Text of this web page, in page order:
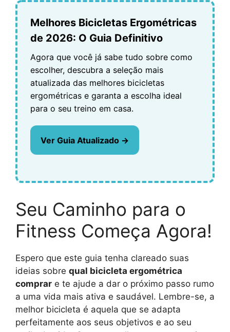
Melhores Bicicletas Ergométricas
de 2026: O Guia Definitivo
Agora que você já sabe tudo sobre como
escolher, descubra a seleção mais
atualizada das melhores bicicletas
ergométricas e garanta a escolha ideal
para o seu treino em casa.
Ver Guia Atualizado →
Seu Caminho para o
Fitness Começa Agora!
Espero que este guia tenha clareado suas
ideias sobre qual bicicleta ergométrica
comprar e te ajude a dar o próximo passo rumo
a uma vida mais ativa e saudável. Lembre-se, a
melhor bicicleta é aquela que se adapta
perfeitamente aos seus objetivos e ao seu